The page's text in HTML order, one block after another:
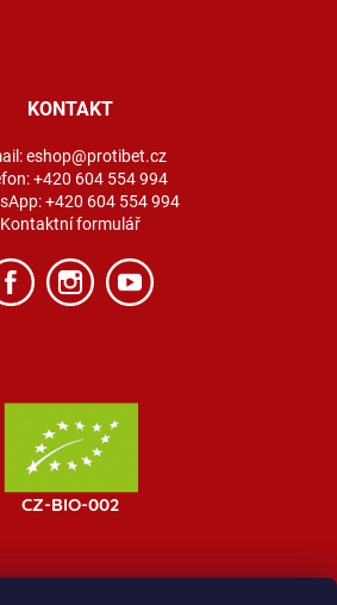
KONTAKT
eshop@protibet.cz
+420 604 554 994
+420 604 554 994
Kontaktní formulář